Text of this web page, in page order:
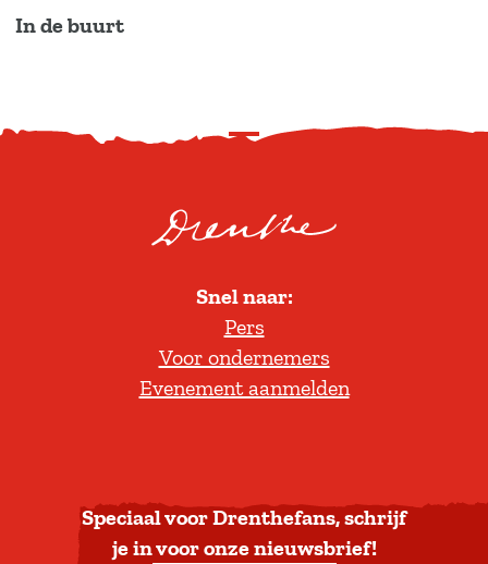
In de buurt
S
o
l
t
e
r
a
a
Snel naar:
Pers
Voor ondernemers
Evenement aanmelden
Speciaal voor Drenthefans, schrijf
je in voor onze nieuwsbrief!